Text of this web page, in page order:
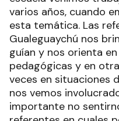
varios años, cuando
esta temática. Las
Gualeguaychú nos
guían y nos orienta
pedagógicas y en
veces en situaciones
nos vemos
importante no